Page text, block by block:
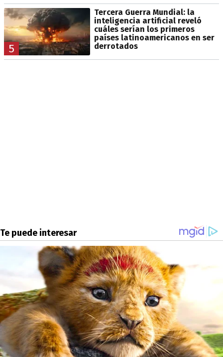
5
Tercera Guerra Mundial: la
inteligencia artificial reveló
cuáles serían los primeros
países latinoamericanos en ser
derrotados